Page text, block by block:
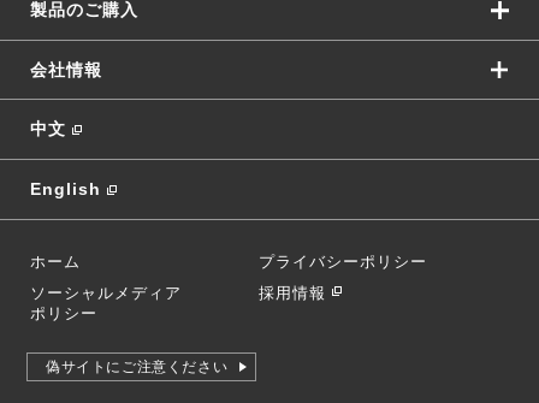
製品のご購入
会社情報
中文
English
ホーム
プライバシーポリシー
ソーシャルメディア
ポリシー
採用情報
偽サイトにご注意ください